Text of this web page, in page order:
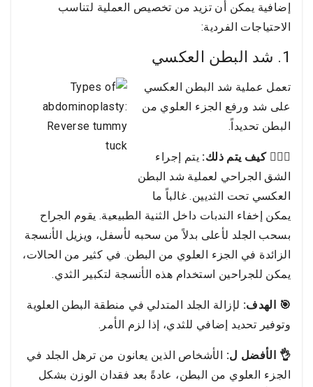
إضافية يمكن أن تزيد من تخصيص العملية لتناسب
الاحتياجات الفردية:
1. شد البطن العكسي
تعمل عملية شد البطن العكسي
على شد ورفع الجزء العلوي من
البطن تحديداً.
👩🏻‍⚕️ كيف يتم ذلك: يتم إجراء
الشق الجراحي لعملية شد البطن
العكسي تحت الثديين. غالباً ما
يمكن إخفاء الندبات داخل الثنية الطبيعية. يقوم الجراح
بسحب الجلد لأعلى بدلاً من سحبه لأسفل، ويزيل الأنسجة
الزائدة في الجزء العلوي من البطن. في كثير من الحالات،
يمكن للجراحين استخدام هذه الأنسجة لتكبير الثدي.
🎯 الهدف: لإزالة الجلد المتدلي في منطقة البطن العلوية
وتوفير تحديد إضافي للثدي، إذا لزم الأمر.
👌 الأفضل ل: الأشخاص الذين يعانون من ترهل الجلد في
الجزء العلوي من البطن، عادةً بعد فقدان الوزن بشكل